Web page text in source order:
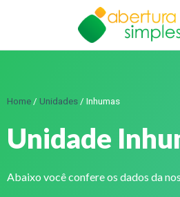
Home / Unidades / Inhumas
Unidade
Abaixo você confere os dados da